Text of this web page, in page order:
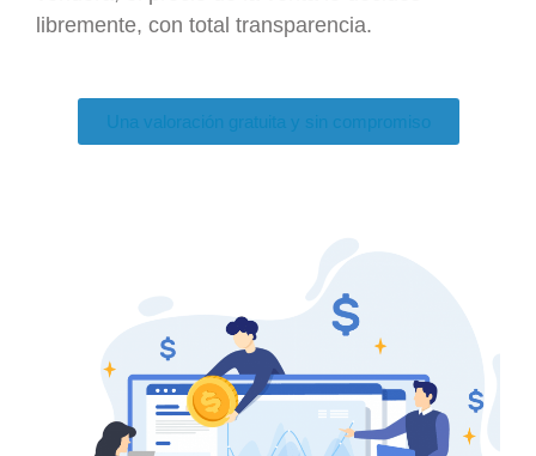
libremente, con total transparencia.
Una valoración gratuita y sin compromiso